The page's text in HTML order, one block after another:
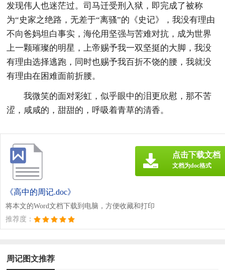
发现伟人也迷茫过。司马迁受刑入狱，即完成了被称
为“史家之绝路，无差于“离骚”的《史记》，我没有理由
不向爸妈坦白事实，海伦用坚强与苦难对抗，成为世界
上一颗璀璨的明星，上帝赐予我一双坚挺的大脚，我没
有理由选择逃跑，同时也赐予我百折不饶的腰，我就没
有理由在困难面前折腰。
我微笑的面对彩虹，似乎眼中的泪更欣慰，那不苦
涩，咸咸的，甜甜的，呼吸着青草的清香。
《高中的周记.doc》
将本文的Word文档下载到电脑，方便收藏和打印
推荐度：
点击下载文档
文档为doc格式
周记图文推荐